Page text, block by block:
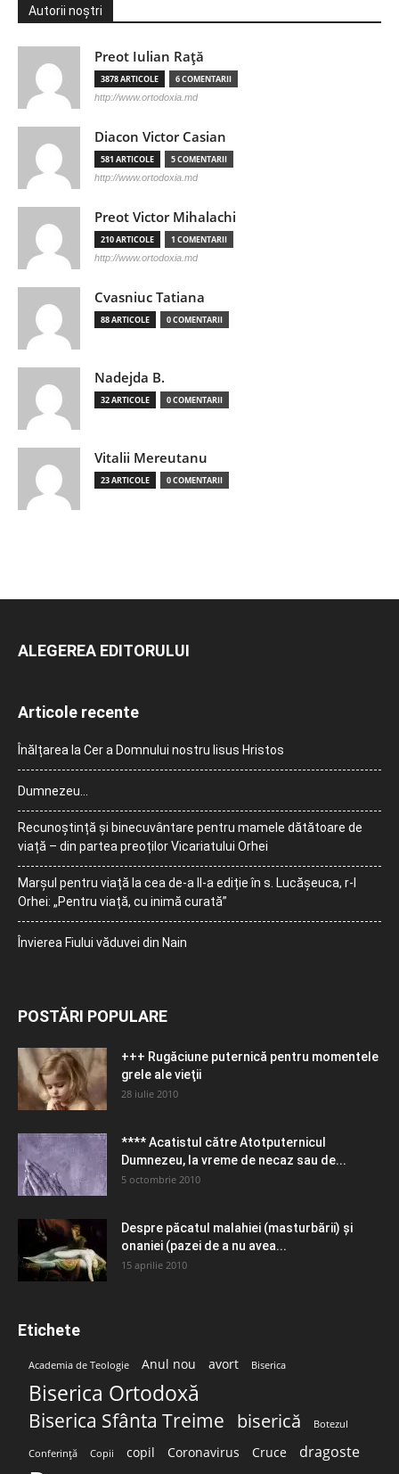
Autorii noștri
Preot Iulian Raţă
3878 ARTICOLE 6 COMENTARII
http://www.ortodoxia.md
Diacon Victor Casian
581 ARTICOLE 5 COMENTARII
http://www.ortodoxia.md
Preot Victor Mihalachi
210 ARTICOLE 1 COMENTARII
http://www.ortodoxia.md
Cvasniuc Tatiana
88 ARTICOLE 0 COMENTARII
Nadejda B.
32 ARTICOLE 0 COMENTARII
Vitalii Mereutanu
23 ARTICOLE 0 COMENTARII
ALEGEREA EDITORULUI
Articole recente
Înălțarea la Cer a Domnului nostru Iisus Hristos
Dumnezeu…
Recunoștință și binecuvântare pentru mamele dătătoare de
viață – din partea preoților Vicariatului Orhei
Marșul pentru viață la cea de-a II-a ediție în s. Lucășeuca, r-l
Orhei: „Pentru viață, cu inimă curată”
Învierea Fiului văduvei din Nain
POSTĂRI POPULARE
+++ Rugăciune puternică pentru momentele
grele ale vieţii
28 iulie 2010
**** Acatistul către Atotputernicul
Dumnezeu, la vreme de necaz sau de...
5 octombrie 2010
Despre păcatul malahiei (masturbării) şi
onaniei (pazei de a nu avea...
15 aprilie 2010
Etichete
Academia de Teologie Anul nou avort Biserica
Biserica Ortodoxă
Biserica Sfânta Treime biserică Botezul
Conferință Copii copil Coronavirus Cruce dragoste